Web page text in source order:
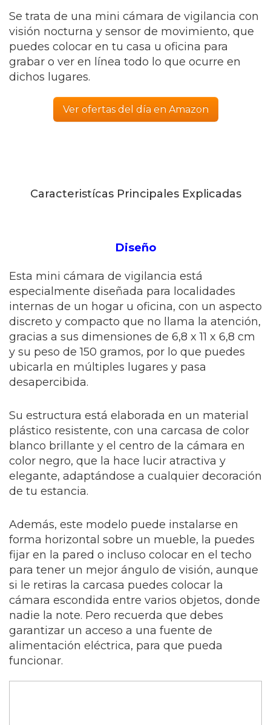
Se trata de una mini cámara de vigilancia con
visión nocturna y sensor de movimiento, que
puedes colocar en tu casa u oficina para
grabar o ver en línea todo lo que ocurre en
dichos lugares.
Ver ofertas del día en Amazon
Caracteristícas Principales Explicadas
Diseño
Esta mini cámara de vigilancia está
especialmente diseñada para localidades
internas de un hogar u oficina, con un aspecto
discreto y compacto que no llama la atención,
gracias a sus dimensiones de 6,8 x 11 x 6,8 cm
y su peso de 150 gramos, por lo que puedes
ubicarla en múltiples lugares y pasa
desapercibida.
Su estructura está elaborada en un material
plástico resistente, con una carcasa de color
blanco brillante y el centro de la cámara en
color negro, que la hace lucir atractiva y
elegante, adaptándose a cualquier decoración
de tu estancia.
Además, este modelo puede instalarse en
forma horizontal sobre un mueble, la puedes
fijar en la pared o incluso colocar en el techo
para tener un mejor ángulo de visión, aunque
si le retiras la carcasa puedes colocar la
cámara escondida entre varios objetos, donde
nadie la note. Pero recuerda que debes
garantizar un acceso a una fuente de
alimentación eléctrica, para que pueda
funcionar.